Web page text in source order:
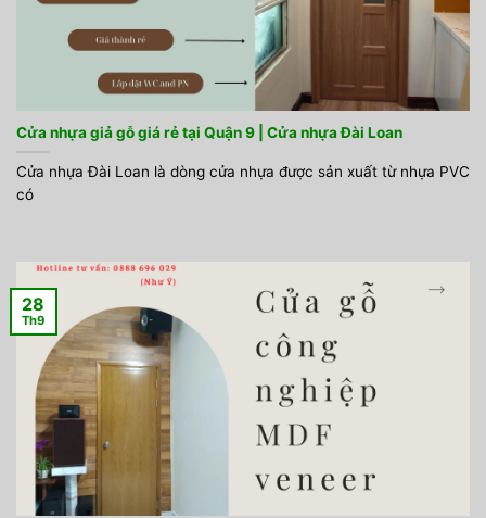
Cửa nhựa giả gỗ giá rẻ tại Quận 9 | Cửa nhựa Đài Loan
Cửa nhựa Đài Loan là dòng cửa nhựa được sản xuất từ nhựa PVC
có
28
Th9